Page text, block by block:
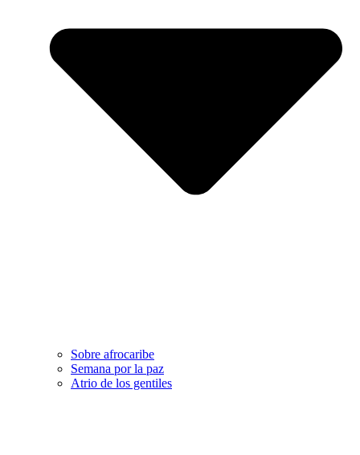
Sobre afrocaribe
Semana por la paz
Atrio de los gentiles